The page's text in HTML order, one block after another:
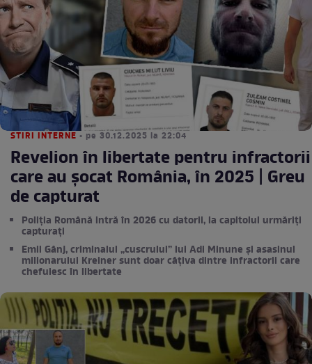
STIRI INTERNE • pe 30.12.2025 la 22:04
Revelion în libertate pentru infractorii
care au șocat România, în 2025 | Greu
de capturat
Poliția Română intră în 2026 cu datorii, la capitolul urmăriți
capturați
Emil Gânj, criminalul „cuscrului” lui Adi Minune și asasinul
milionarului Kreiner sunt doar câțiva dintre infractorii care
chefuiesc în libertate